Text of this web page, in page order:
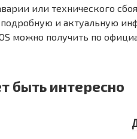
или технического
и актуальную
можно получить по
быть интересно